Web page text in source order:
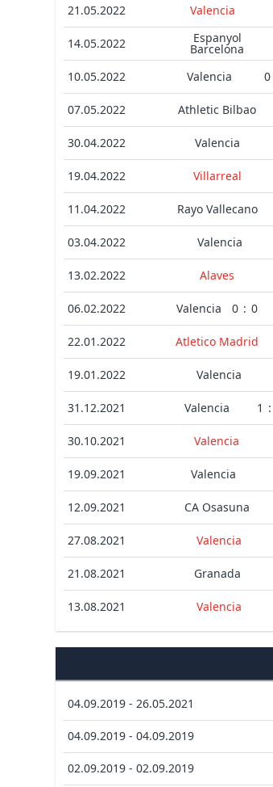
21.05.2022 Valencia
14.05.2022 Espanyol
Barcelona
10.05.2022 Valencia 0
07.05.2022 Athletic Bilbao
30.04.2022 Valencia
19.04.2022 Villarreal
11.04.2022 Rayo Vallecano
03.04.2022 Valencia
13.02.2022 Alaves
06.02.2022 Valencia 0 : 0
22.01.2022 Atletico Madrid
19.01.2022 Valencia
31.12.2021 Valencia 1 :
30.10.2021 Valencia
19.09.2021 Valencia
12.09.2021 CA Osasuna
27.08.2021 Valencia
21.08.2021 Granada
13.08.2021 Valencia
04.09.2019 - 26.05.2021
04.09.2019 - 04.09.2019
02.09.2019 - 02.09.2019